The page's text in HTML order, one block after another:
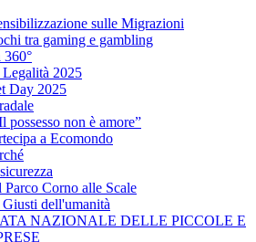
sulle Migrazioni
tra gaming e gambling
360°
2025
Day 2025
possesso non è amore”
a Ecomondo
Parco Corno alle Scale
dell'umanità
NAZIONALE DELLE PICCOLE E